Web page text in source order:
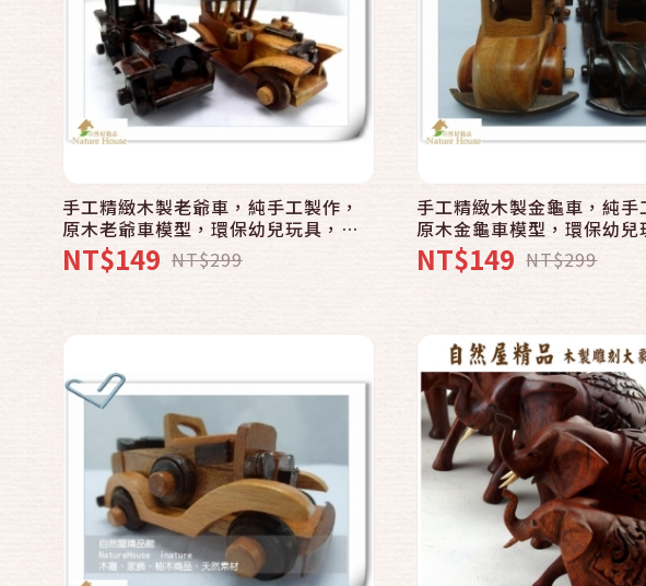
手工精緻木製老爺車，純手工製作，
原木老爺車模型，環保幼兒玩具，收
藏裝飾，創意藝品精品，居家擺飾辦
公室小物，生日禮物禮品
NT$149 NT$299
手工精緻木製金龜車，純
原木金龜車模型，環保幼兒
藏裝飾，創意藝品精品，
公室小物，生日禮物禮品
NT$149 NT$299
快速結帳
加入購物車
快速結帳
加入購物車